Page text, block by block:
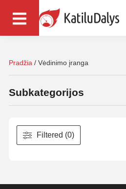
Pradžia / Vėdinimo įranga
Subkategorijos
Filtered (0)